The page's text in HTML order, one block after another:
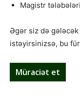
Magistr
Əgər siz də gələcək
istəyirsinizsə, bu
Müraciət et